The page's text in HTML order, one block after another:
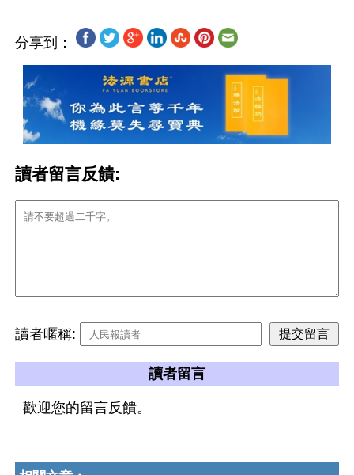
分享到：
讀者留言反饋:
讀者暱稱:
讀者留言
歡迎您的留言反饋。